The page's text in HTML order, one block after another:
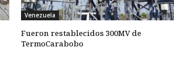
Venezuela
Fueron restablecidos 300MV de
TermoCarabobo